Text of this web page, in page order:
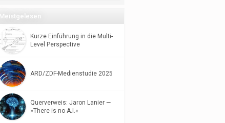
Meistgelesen
Kurze Einführung in die Multi-
Level Perspective
ARD/ZDF-Medienstudie 2025
Querverweis: Jaron Lanier —
»There is no A.I.«